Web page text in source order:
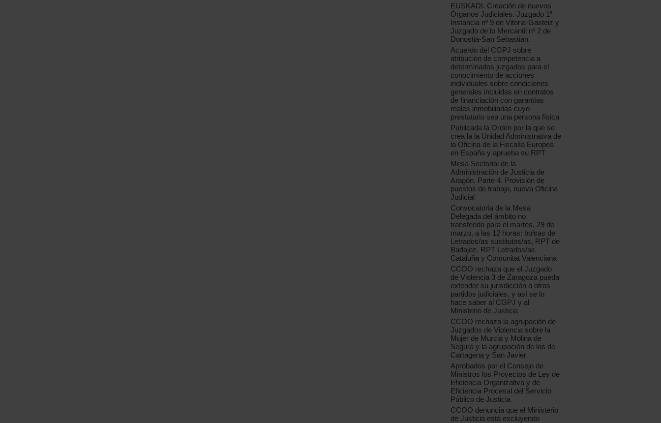
EUSKADI. Creación de nuevos
Órganos Judiciales. Juzgado 1ª
Instancia nº 9 de Vitoria-Gasteiz y
Juzgado de lo Mercantil nº 2 de
Donostia-San Sebastián.
Acuerdo del CGPJ sobre
atribución de competencia a
determinados juzgados para el
conocimiento de acciones
individuales sobre condiciones
generales incluidas en contratos
de financiación con garantías
reales inmobiliarias cuyo
prestatario sea una persona física
Publicada la Orden por la que se
crea la la Unidad Administrativa de
la Oficina de la Fiscalía Europea
en España y aprueba su RPT
Mesa Sectorial de la
Administración de Justicia de
Aragón. Parte 4. Provisión de
puestos de trabajo, nueva Oficina
Judicial
Convocatoria de la Mesa
Delegada del ámbito no
transferido para el martes, 29 de
marzo, a las 12 horas: bolsas de
Letrados/as sustitutos/as, RPT de
Badajoz, RPT Letrados/as
Cataluña y Comunitat Valenciana
CCOO rechaza que el Juzgado
de Violencia 3 de Zaragoza pueda
extender su jurisdicción a otros
partidos judiciales, y así se lo
hace saber al CGPJ y al
Ministerio de Justicia
CCOO rechaza la agrupación de
Juzgados de Violencia sobre la
Mujer de Murcia y Molina de
Segura y la agrupación de los de
Cartagena y San Javier
Aprobados por el Consejo de
Ministros los Proyectos de Ley de
Eficiencia Organizativa y de
Eficiencia Procesal del Servicio
Público de Justicia
CCOO denuncia que el Ministerio
de Justicia está excluyendo